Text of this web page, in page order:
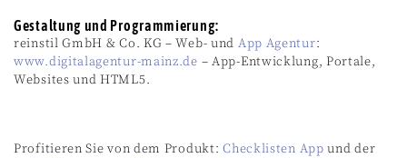
Gestaltung und Programmierung:
reinstil GmbH & Co. KG – Web- und App Agentur:
www.digitalagentur-mainz.de – App-Entwicklung, Portale,
Websites und HTML5.
Profitieren Sie von dem Produkt:Checklisten App und der